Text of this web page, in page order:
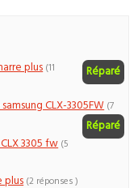
plus Réparé
(11
CLX-3305FW
Réparé
(7
3305 fw (5
plus (2 réponses )